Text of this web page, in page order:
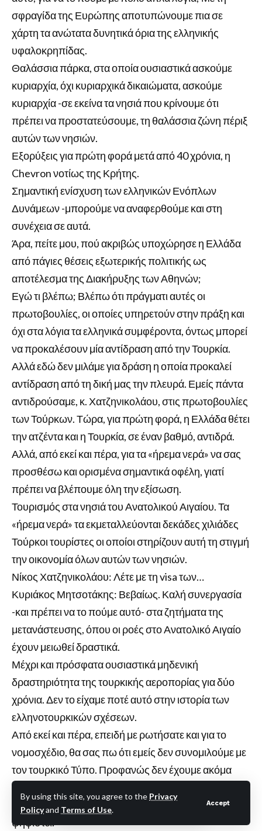
By using this site, you agree to the Privacy
Policyand Terms of Use.
Accept
σφραγίδα της Ευρώπης αποτυπώνουμε πια σε
χάρτη τα ανώτατα δυνητικά όρια της ελληνικής
υφαλοκρηπίδας.
Θαλάσσια πάρκα, στα οποία ουσιαστικά ασκούμε
κυριαρχία, όχι κυριαρχικά δικαιώματα, ασκούμε
κυριαρχία -σε εκείνα τα νησιά που κρίνουμε ότι
πρέπει να προστατεύσουμε, τη θαλάσσια ζώνη πέριξ
αυτών των νησιών.
Εξορύξεις για πρώτη φορά μετά από 40 χρόνια, η
Chevron νοτίως της Κρήτης.
Σημαντική ενίσχυση των ελληνικών Ενόπλων
Δυνάμεων -μπορούμε να αναφερθούμε και στη
συνέχεια σε αυτά.
Άρα, πείτε μου, πού ακριβώς υποχώρησε η Ελλάδα
από πάγιες θέσεις εξωτερικής πολιτικής ως
αποτέλεσμα της Διακήρυξης των Αθηνών;
Εγώ τι βλέπω; Βλέπω ότι πράγματι αυτές οι
πρωτοβουλίες, οι οποίες υπηρετούν στην πράξη και
όχι στα λόγια τα ελληνικά συμφέροντα, όντως μπορεί
να προκαλέσουν μία αντίδραση από την Τουρκία.
Αλλά εδώ δεν μιλάμε για δράση η οποία προκαλεί
αντίδραση από τη δική μας την πλευρά. Εμείς πάντα
αντιδρούσαμε, κ. Χατζηνικολάου, στις πρωτοβουλίες
των Τούρκων. Τώρα, για πρώτη φορά, η Ελλάδα θέτει
την ατζέντα και η Τουρκία, σε έναν βαθμό, αντιδρά.
Αλλά, από εκεί και πέρα, για τα «ήρεμα νερά» να σας
προσθέσω και ορισμένα σημαντικά οφέλη, γιατί
πρέπει να βλέπουμε όλη την εξίσωση.
Τουρισμός στα νησιά του Ανατολικού Αιγαίου. Τα
«ήρεμα νερά» τα εκμεταλλεύονται δεκάδες χιλιάδες
Τούρκοι τουρίστες οι οποίοι στηρίζουν αυτή τη στιγμή
την οικονομία όλων αυτών των νησιών.
Νίκος Χατζηνικολάου: Λέτε με τη visa των…
Κυριάκος Μητσοτάκης: Βεβαίως. Καλή συνεργασία
-και πρέπει να το πούμε αυτό- στα ζητήματα της
μετανάστευσης, όπου οι ροές στο Ανατολικό Αιγαίο
έχουν μειωθεί δραστικά.
Μέχρι και πρόσφατα ουσιαστικά μηδενική
δραστηριότητα της τουρκικής αεροπορίας για δύο
χρόνια. Δεν το είχαμε ποτέ αυτό στην ιστορία των
ελληνοτουρκικών σχέσεων.
Από εκεί και πέρα, επειδή με ρωτήσατε και για το
νομοσχέδιο, θα σας πω ότι εμείς δεν συνομιλούμε με
τον τουρκικό Τύπο. Προφανώς δεν έχουμε ακόμα
κάποια συγκεκριμένη πληροφόρηση για το τι θα
συμπεριλαμβάνει αυτό το νομοσχέδιο, αν και εφόσον
ψηφιστεί.